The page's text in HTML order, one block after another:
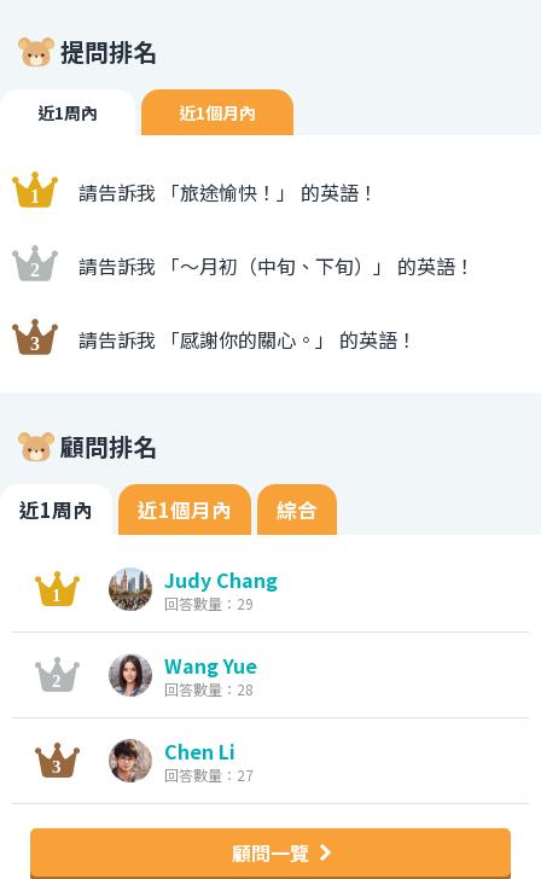
提問排名
近1周內 近1個月內
請告訴我 「旅途愉快！」 的英語！
請告訴我 「〜月初（中旬、下旬）」 的英語！
請告訴我 「感謝你的關心。」 的英語！
顧問排名
近1周內 近1個月內 綜合
Judy Chang
回答數量：29
Wang Yue
回答數量：28
Chen Li
回答數量：27
顧問一覽